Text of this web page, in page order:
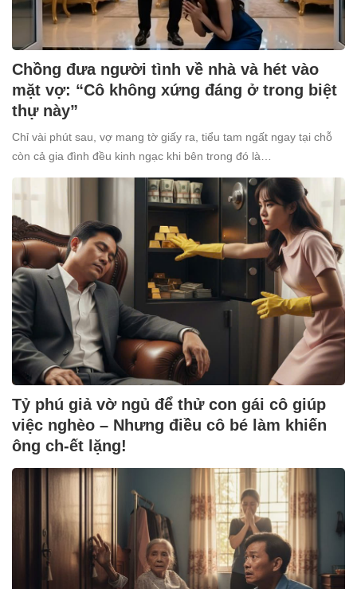
Chồng đưa người tình về nhà và hét vào
mặt vợ: “Cô không xứng đáng ở trong biệt
thự này”
Chỉ vài phút sau, vợ mang tờ giấy ra, tiểu tam ngất ngay tại chỗ
còn cả gia đình đều kinh ngạc khi bên trong đó là…
Tỷ phú giả vờ ngủ để thử con gái cô giúp
việc nghèo – Nhưng điều cô bé làm khiến
ông ch-ết lặng!